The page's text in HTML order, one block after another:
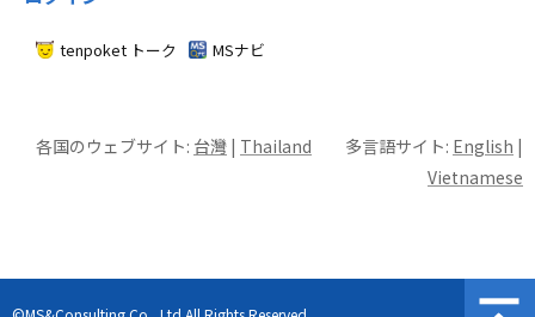
tenpoket トーク MSナビ
各国のウェブサイト: 台灣 | Thailand 多言語サイト: English |
Vietnamese